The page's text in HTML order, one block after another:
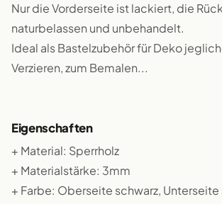
Nur die Vorderseite ist lackiert, die
naturbelassen und unbehandelt.
Ideal als Bastelzubehör für Deko
Verzieren, zum Bemalen...
Eigenschaften
+ Material: Sperrholz
+ Materialstärke: 3mm
+ Farbe: Oberseite schwarz,